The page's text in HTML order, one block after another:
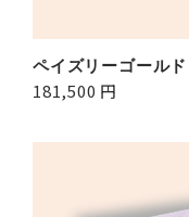
ペイズリーゴールド
181,500 円